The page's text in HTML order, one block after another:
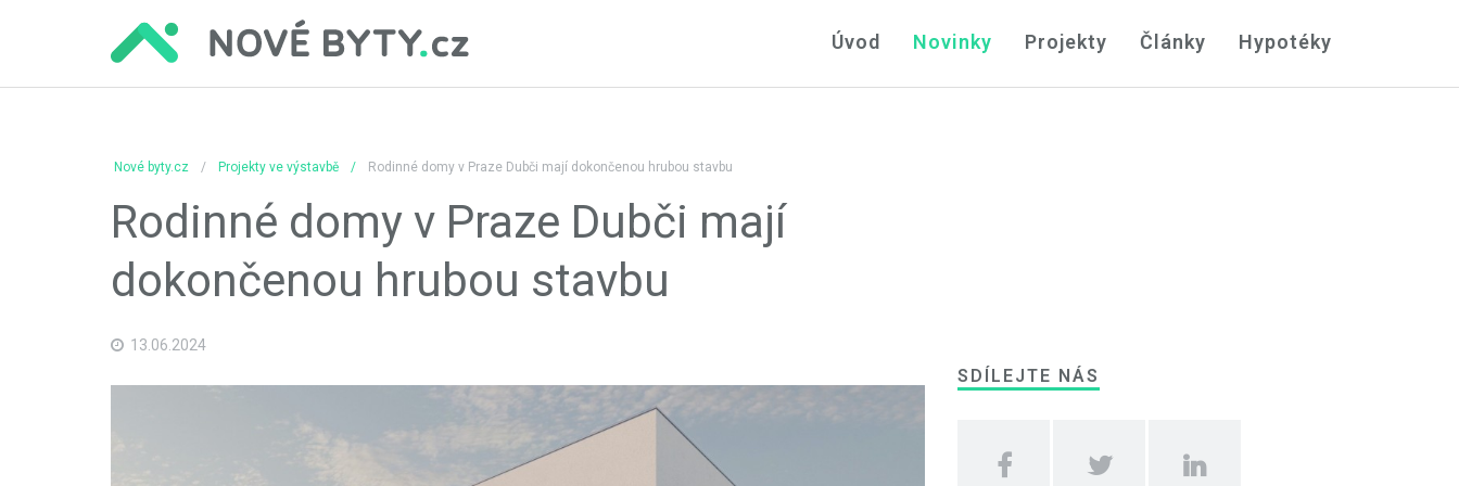
Úvod Novinky Projekty Články Hypotéky
Nové byty.cz Projekty ve výstavbě Rodinné domy v Praze Dubči mají dokončenou hrubou stavbu
Rodinné domy v Praze Dubči mají
dokončenou hrubou stavbu
13.06.2024
SDÍLEJTE NÁS